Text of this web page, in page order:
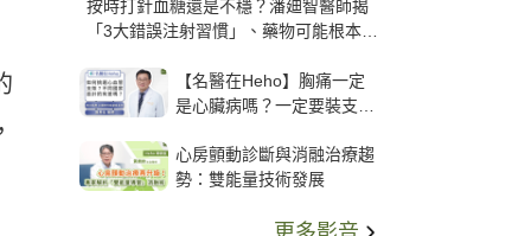
按時打針血糖還是不穩？潘廸智醫師揭
「3大錯誤注射習慣」、藥物可能根本沒
【名醫在Heho】胸痛一定
是心臟病嗎？一定要裝支
解析支架種類、風險與選擇
關鍵
心房顫動診斷與消融治療趨
勢：雙能量技術發展